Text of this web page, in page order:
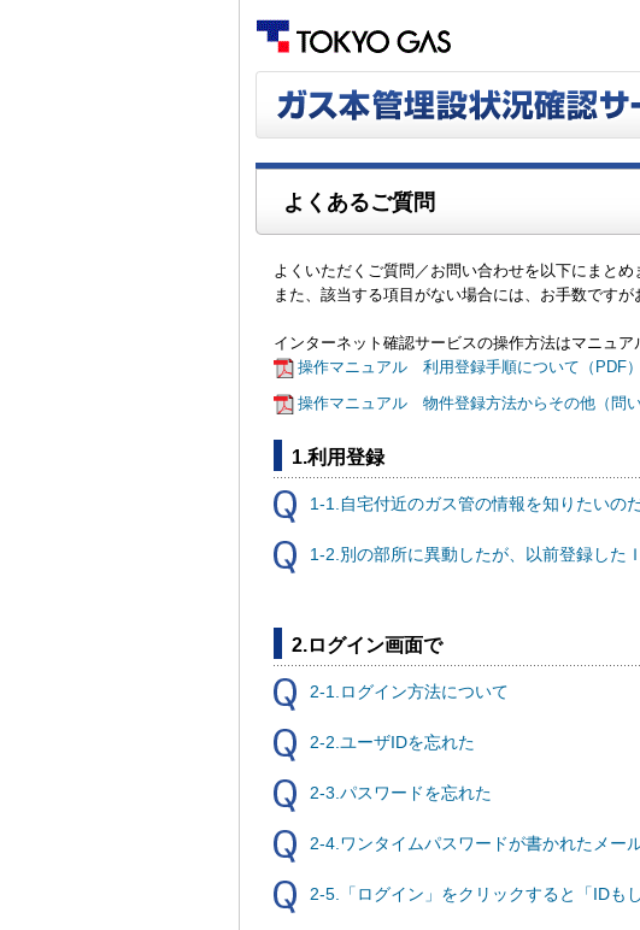
よくあるご質問
よくいただくご質問／お問い合わせを以下にまと
また、該当する項目がない場合には、お手数ですが
インターネット確認サービスの操作方法はマニュア
操作マニュアル 利用登録手順について（PDF）
操作マニュアル 物件登録方法からその他（問い
1.利用登録
1-1.自宅付近のガス管の情報を知りたいの
1-2.別の部所に異動したが、以前登録した
2.ログイン画面で
2-1.ログイン方法について
2-2.ユーザIDを忘れた
2-3.パスワードを忘れた
2-4.ワンタイムパスワードが書かれたメー
2-5.「ログイン」をクリックすると「IDも